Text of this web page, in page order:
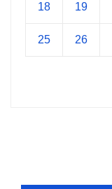
18 19
25 26